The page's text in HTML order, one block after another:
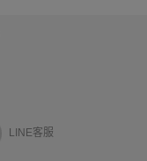
LINE客服